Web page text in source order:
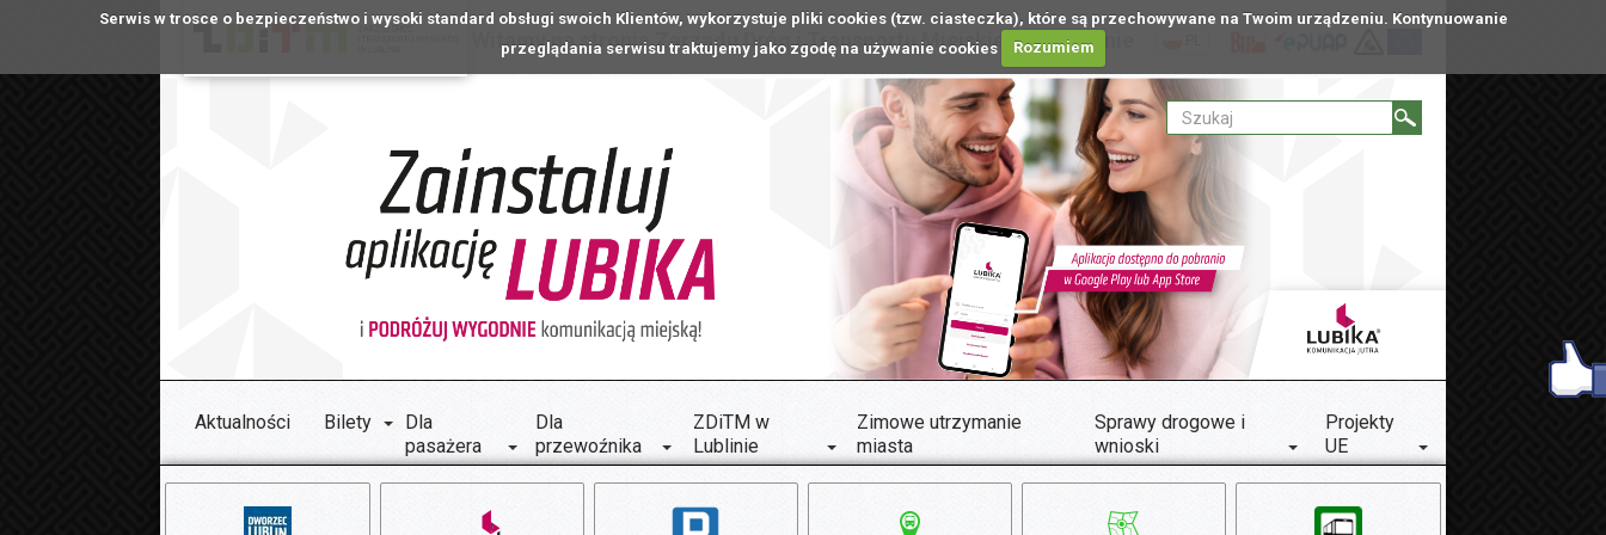
Serwis w trosce o bezpieczeństwo i wysoki standard obsługi swoich Klientów, wykorzystuje pliki cookies (tzw. ciasteczka), które są przechowywane na Twoim urządzeniu. Kontynuowanie
przeglądania serwisu traktujemy jako zgodę na używanie cookies
Rozumiem
Witamy na stronie Zarządu Dróg i Transportu Miejskiego w Lublinie
Aktualności Bilety
Dla
pasażera
Dla
przewoźnika
ZDiTM w
Lublinie
Zimowe utrzymanie
miasta
Sprawy drogowe i
wnioski
Projekty
UE